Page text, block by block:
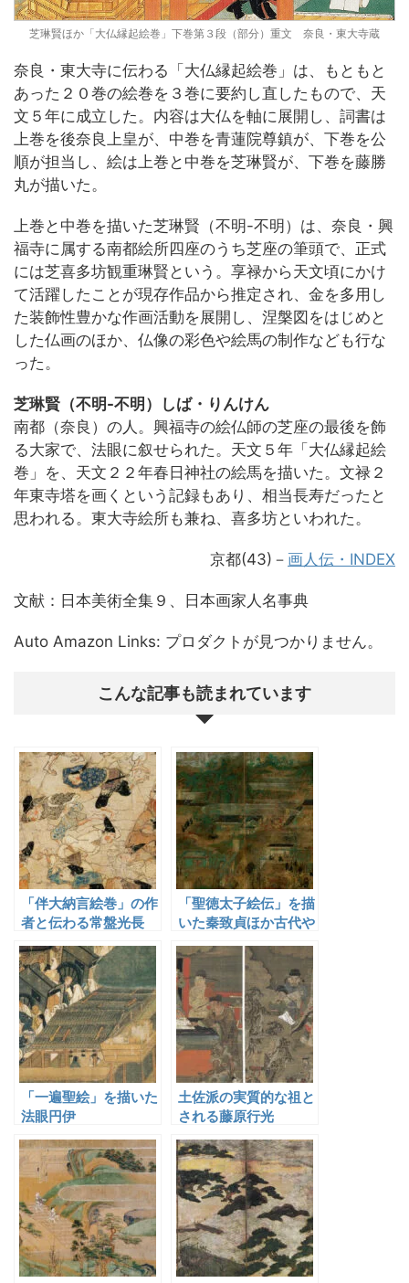
芝琳賢ほか「大仏縁起絵巻」下巻第３段（部分）重文 奈良・東大寺蔵
奈良・東大寺に伝わる「大仏縁起絵巻」は、もともと
あった２０巻の絵巻を３巻に要約し直したもので、天
文５年に成立した。内容は大仏を軸に展開し、詞書は
上巻を後奈良上皇が、中巻を青蓮院尊鎮が、下巻を公
順が担当し、絵は上巻と中巻を芝琳賢が、下巻を藤勝
丸が描いた。
上巻と中巻を描いた芝琳賢（不明-不明）は、奈良・興
福寺に属する南都絵所四座のうち芝座の筆頭で、正式
には芝喜多坊観重琳賢という。享禄から天文頃にかけ
て活躍したことが現存作品から推定され、金を多用し
た装飾性豊かな作画活動を展開し、涅槃図をはじめと
した仏画のほか、仏像の彩色や絵馬の制作なども行な
った。
芝琳賢（不明-不明）しば・りんけん
南都（奈良）の人。興福寺の絵仏師の芝座の最後を飾
る大家で、法眼に叙せられた。天文５年「大仏縁起絵
巻」を、天文２２年春日神社の絵馬を描いた。文禄２
年東寺塔を画くという記録もあり、相当長寿だったと
思われる。東大寺絵所も兼ね、喜多坊といわれた。
京都(43)－ 画人伝・INDEX
文献：日本美術全集９、日本画家人名事典
Auto Amazon Links: プロダクトが見つかりません。
こんな記事も読まれています
「伴大納言絵巻」の作
者と伝わる常盤光長
「聖徳太子絵伝」を描
いた秦致貞ほか古代や
まと絵師
「一遍聖絵」を描いた
法眼円伊
土佐派の実質的な祖と
される藤原行光